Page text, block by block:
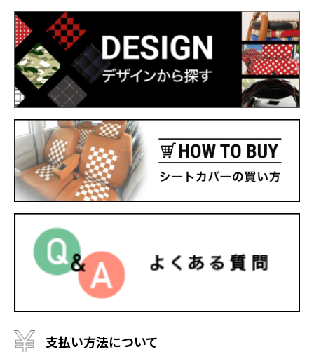
支払い方法について